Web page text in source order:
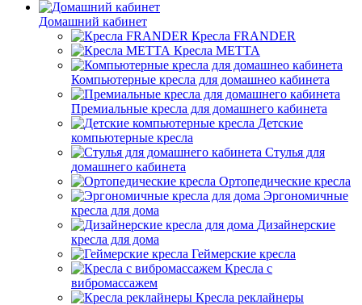
Домашний кабинет
Кресла FRANDER
Кресла METTA
Компьютерные кресла для домашнео кабинета
Премиальные кресла для домашнего кабинета
Детские
компьютерные кресла
Стулья для
домашнего кабинета
Ортопедические кресла
Эргономичные
кресла для дома
Дизайнерские
кресла для дома
Геймерские кресла
Кресла с
вибромассажем
Кресла реклайнеры